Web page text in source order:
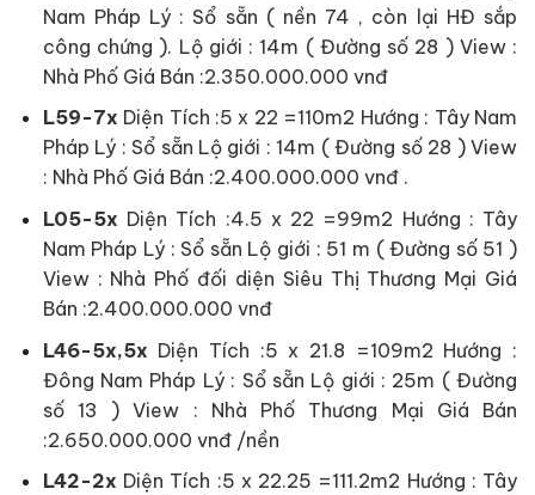
Nam Pháp Lý : Sổ sẵn ( nền 74 , còn lại HĐ sắp
công chứng ). Lộ giới : 14m ( Đường số 28 ) View :
Nhà Phố Giá Bán :2.350.000.000 vnđ
L59-7x Diện Tích :5 x 22 =110m2 Hướng : Tây Nam
Pháp Lý : Sổ sẵn Lộ giới : 14m ( Đường số 28 ) View
: Nhà Phố Giá Bán :2.400.000.000 vnđ .
L05-5x Diện Tích :4.5 x 22 =99m2 Hướng : Tây
Nam Pháp Lý : Sổ sẵn Lộ giới : 51 m ( Đường số 51 )
View : Nhà Phố đối diện Siêu Thị Thương Mại Giá
Bán :2.400.000.000 vnđ
L46-5x,5x Diện Tích :5 x 21.8 =109m2 Hướng :
Đông Nam Pháp Lý : Sổ sẵn Lộ giới : 25m ( Đường
số 13 ) View : Nhà Phố Thương Mại Giá Bán
:2.650.000.000 vnđ /nền
L42-2x Diện Tích :5 x 22.25 =111.2m2 Hướng : Tây